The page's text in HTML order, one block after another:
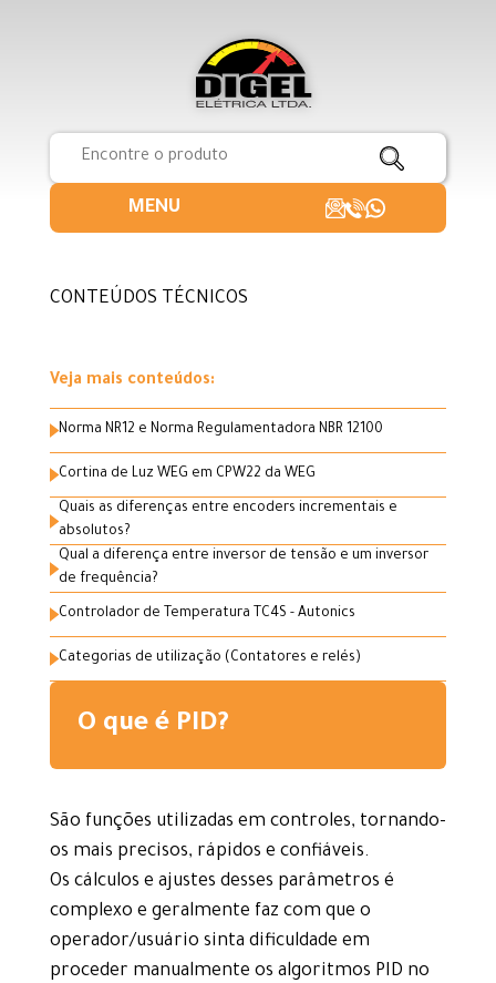
MENU
CONTEÚDOS TÉCNICOS
Veja mais conteúdos:
Norma NR12 e Norma Regulamentadora NBR 12100
Cortina de Luz WEG em CPW22 da WEG
Quais as diferenças entre encoders incrementais e
absolutos?
Qual a diferença entre inversor de tensão e um inversor
de frequência?
Controlador de Temperatura TC4S - Autonics
Categorias de utilização (Contatores e relés)
O que é PID?
São funções utilizadas em controles, tornando-
os mais precisos, rápidos e confiáveis.
Os cálculos e ajustes desses parâmetros é
complexo e geralmente faz com que o
operador/usuário sinta dificuldade em
proceder manualmente os algoritmos PID no